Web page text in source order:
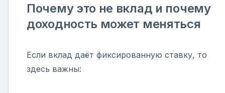
Почему это не вклад и почему
доходность может меняться
Если вклад даёт фиксированную ставку, то
здесь важны: